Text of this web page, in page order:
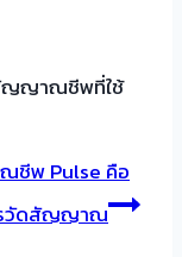
ญญาณชีพที่ใช้
ชีพ Pulse คือ
รวัดสัญญาณ